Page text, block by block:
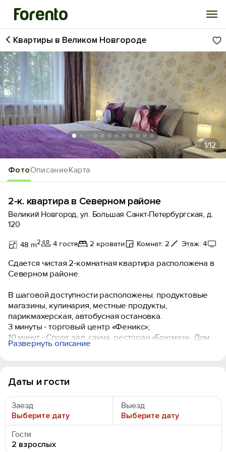
Войти
Избранное
История просмотра
Добавить свой объект
ФотоОписаниеКарта
Квартиры в Великом Новгороде
1/12
2-к. квартира в Северном районе
Великий Новгород, ул. Большая Санкт-Петербургская, д.
120
48 m2 4 гостя 2 кровати Комнат: 2 Этаж: 4
Сдается чистая 2-комнатная квартира расположена в
Северном районе.
В шаговой доступности расположены: продуктовые
магазины, кулинария, местные продукты,
парикмахерская, автобусная остановка.
3 минуты - торговый центр «Феникс»;
10 минут - Спорт зал, сауна, ресторан «Брюмен», Дом
коромыслом, вокзал, Центр, Кремль, Больница
В квартире предусмотрено все для Вашего
комфортного проживания. В комнате расположены:
двуспальная кровать 169*200 в другой комнате
раскладывающийся диван 160*200 + доп. место для
ребенка. Максимальное количество спальных мест –
4 + 1 ребёнок. Кухня оснащена всей необходимой
Развернуть описание
Даты и гости
Заезд
Выберите дату
Выезд
Выберите дату
Гости
2 взрослых